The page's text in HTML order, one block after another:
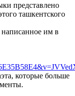
представлено
ташкентского
написанное им в
которые больше